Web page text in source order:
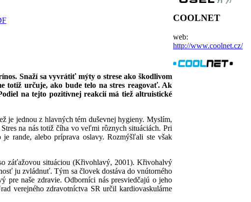
Snaží sa vyvrátiť mýty o strese ako škodlivom
totiž určuje, ako bude telo na stres reagovať. Ak
na tejto pozitívnej reakcií má tiež altruistické
je jednou z hlavných tém duševnej hygieny. Myslím,
na nás totiž číha vo veľmi rôznych situáciách. Pri
rande, alebo príprava oslavy. Rozmýšľali ste však
záťažovou situáciou (Křivohlavý, 2001). Křivohalvý
ju zvládnuť. Tým sa človek dostáva do vnútorného
pre naše zdravie. Odborníci nás presviedčajú o jeho
verejného zdravotníctva SR určil kardiovaskulárne
COOLNET
web:
http://www.coolnet.cz/